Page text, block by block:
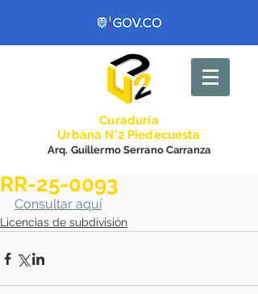
Curaduría
Urbana N°2 Piedecuesta
Arq. Guillermo Serrano Carranza
RR-25-0093
Consultar aquí
Licencias de subdivisión